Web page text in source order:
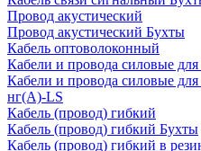
Провод акустический
Провод акустический Бухты
Кабель оптоволоконный
Кабели и провода силовые
Кабели и провода силовые
нг(А)-LS
Кабель (провод) гибкий
Кабель (провод) гибкий Бухты
Кабель (провод) гибкий в